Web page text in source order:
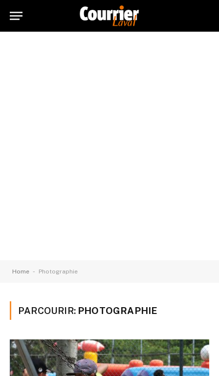
Home - Photographie
PARCOURIR: PHOTOGRAPHIE